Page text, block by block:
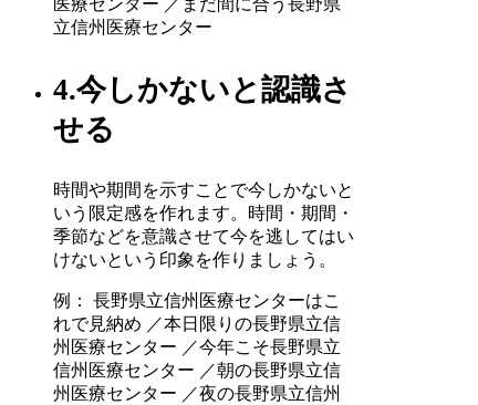
立信州医療センター
4.今しかないと認識さ
せる
時間や期間を示すことで今しかないと
いう限定感を作れます。時間・期間・
季節などを意識させて今を逃してはい
けないという印象を作りましょう。
例： 長野県立信州医療センターはこ
れで見納め ／本日限りの長野県立信
州医療センター ／今年こそ長野県立
信州医療センター ／朝の長野県立信
州医療センター ／夜の長野県立信州